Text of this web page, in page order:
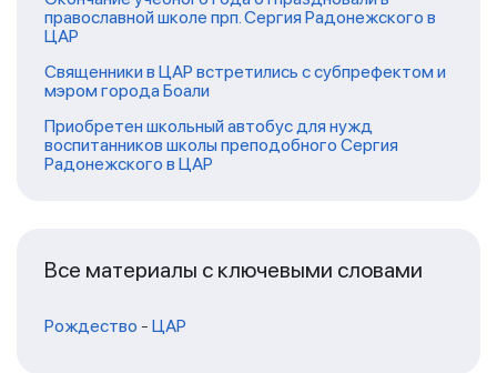
православной школе прп. Сергия Радонежского в
ЦАР
Священники в ЦАР встретились с субпрефектом и
мэром города Боали
Приобретен школьный автобус для нужд
воспитанников школы преподобного Сергия
Радонежского в ЦАР
Все материалы с ключевыми словами
Рождество - ЦАР